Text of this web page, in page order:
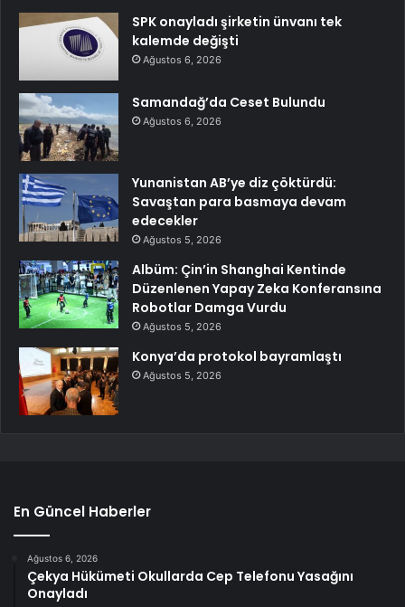
SPK onayladı şirketin ünvanı tek
kalemde değişti
Ağustos 6, 2026
Samandağ’da Ceset Bulundu
Ağustos 6, 2026
Yunanistan AB’ye diz çöktürdü:
Savaştan para basmaya devam
edecekler
Ağustos 5, 2026
Albüm: Çin’in Shanghai Kentinde
Düzenlenen Yapay Zeka Konferansına
Robotlar Damga Vurdu
Ağustos 5, 2026
Konya’da protokol bayramlaştı
Ağustos 5, 2026
En Güncel Haberler
Ağustos 6, 2026
Çekya Hükümeti Okullarda Cep Telefonu Yasağını
Onayladı